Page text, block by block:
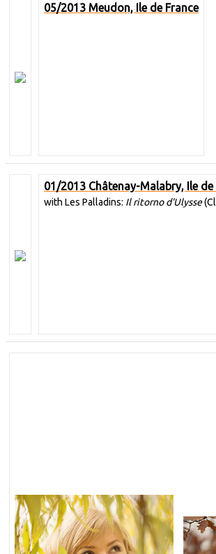
05/2013 Meudon, Ile de France
01/2013 Châtenay-Malabry, Ile de
with Les Palladins: Il ritorno d'Ulysse